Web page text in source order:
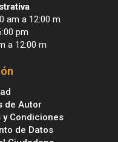
am a 12:00 m
pm
a 12:00 m
de Autor
Condiciones
de Datos